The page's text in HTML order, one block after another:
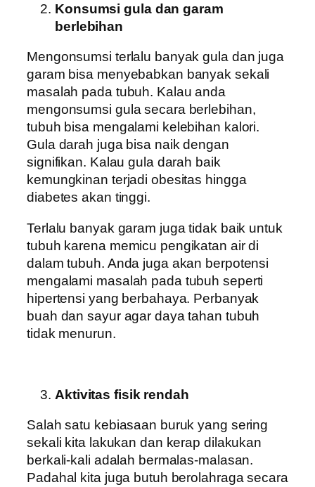
Konsumsi gula dan garam
berlebihan
Mengonsumsi terlalu banyak gula dan juga
garam bisa menyebabkan banyak sekali
masalah pada tubuh. Kalau anda
mengonsumsi gula secara berlebihan,
tubuh bisa mengalami kelebihan kalori.
Gula darah juga bisa naik dengan
signifikan. Kalau gula darah baik
kemungkinan terjadi obesitas hingga
diabetes akan tinggi.
Terlalu banyak garam juga tidak baik untuk
tubuh karena memicu pengikatan air di
dalam tubuh. Anda juga akan berpotensi
mengalami masalah pada tubuh seperti
hipertensi yang berbahaya. Perbanyak
buah dan sayur agar daya tahan tubuh
tidak menurun.
Aktivitas fisik rendah
Salah satu kebiasaan buruk yang sering
sekali kita lakukan dan kerap dilakukan
berkali-kali adalah bermalas-malasan.
Padahal kita juga butuh berolahraga secara